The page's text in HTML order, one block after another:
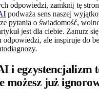
odpowiedzi, zamknij tę
podważa sens naszej
pytania o świadomość,
jest dla ciebie. Zanurz
odpowiedzi, ale inspiruje do
i egzystencjalizm
możesz już